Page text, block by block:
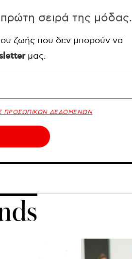
σειρά της μόδας.
ζωής που δεν μπορούν να
μας.
ΠΡΟΣΩΠΙΚΩΝ ΔΕΔΟΜΕΝΩΝ